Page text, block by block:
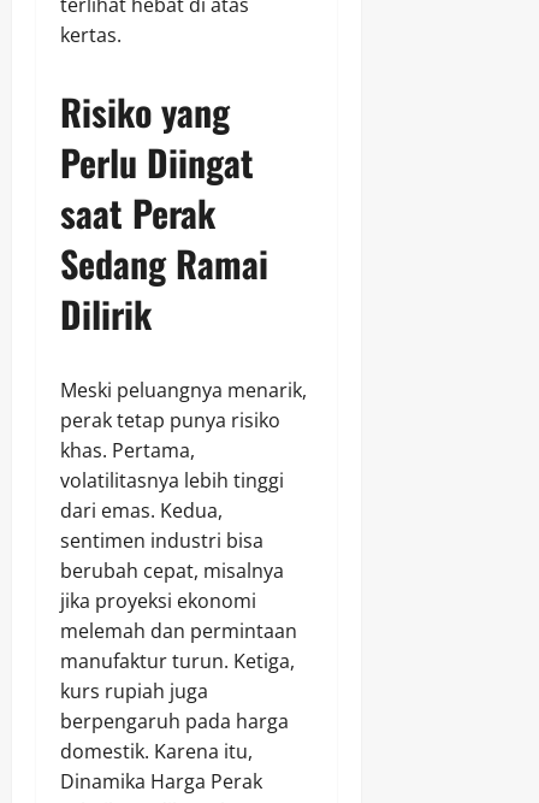
kertas.
Risiko yang
Perlu Diingat
saat Perak
Sedang Ramai
Dilirik
Meski peluangnya menarik,
perak tetap punya risiko
khas. Pertama,
volatilitasnya lebih tinggi
dari emas. Kedua,
sentimen industri bisa
berubah cepat, misalnya
jika proyeksi ekonomi
melemah dan permintaan
manufaktur turun. Ketiga,
kurs rupiah juga
berpengaruh pada harga
domestik. Karena itu,
Dinamika Harga Perak